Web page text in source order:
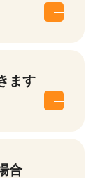
ます
合